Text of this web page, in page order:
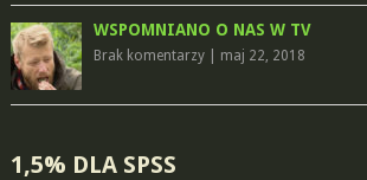
WSPOMNIANO O NAS W TV
Brak komentarzy| maj 22, 2018
1,5% DLA SPSS